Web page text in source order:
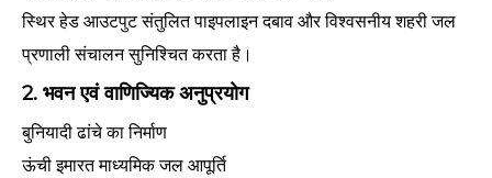
स्थिर हेड आउटपुट संतुलित पाइपलाइन दबाव और विश्वसनीय शहरी जल
प्रणाली संचालन सुनिश्चित करता है।
2. भवन एवं वाणिज्यिक अनुप्रयोग
बुनियादी ढांचे का निर्माण
ऊंची इमारत माध्यमिक जल आपूर्ति